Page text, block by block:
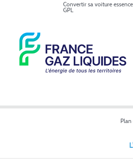
Convertir sa voiture
GPL
Plan